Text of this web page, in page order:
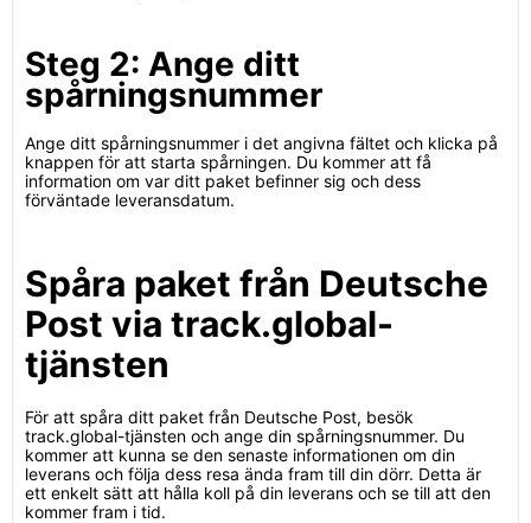
Steg 2: Ange ditt
spårningsnummer
Ange ditt spårningsnummer i det angivna fältet och klicka på
knappen för att starta spårningen. Du kommer att få
information om var ditt paket befinner sig och dess
förväntade leveransdatum.
Spåra paket från Deutsche
Post via track.global-
tjänsten
För att spåra ditt paket från Deutsche Post, besök
track.global-tjänsten och ange din spårningsnummer. Du
kommer att kunna se den senaste informationen om din
leverans och följa dess resa ända fram till din dörr. Detta är
ett enkelt sätt att hålla koll på din leverans och se till att den
kommer fram i tid.